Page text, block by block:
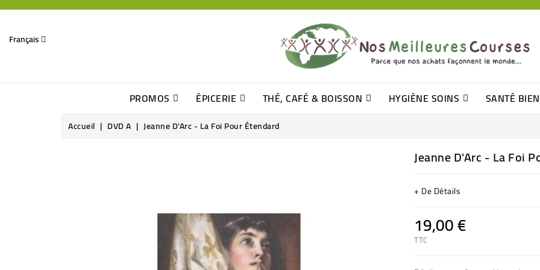
Français
PROMOS ÉPICERIE THÉ, CAFÉ & BOISSON HYGIÈNE SOINS SANTÉ
Accueil DVD A Jeanne D'Arc - La Foi Pour Étendard
Jeanne D'Arc - La Foi
+ De Détails
19,00 €
TTC